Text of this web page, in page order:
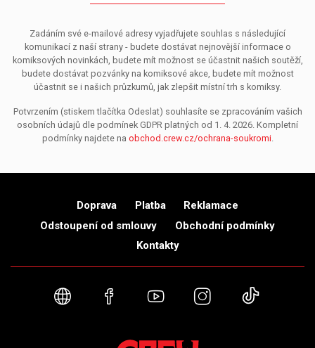
Zadáním své e-mailové adresy vyjadřujete souhlas s následující
komunikací z naší strany - budete dostávat nejnovější informace o
komiksových novinkách, budete mít možnost se účastnit našich soutěží,
budete dostávat pozvánky na komiksové akce, budete mít možnost
účastnit se i našich průzkumů, jak zlepšit místní trh s komiksy.
Potvrzením (stiskem tlačítka Odeslat) souhlasíte se zpracováním vašich
osobních údajů dle podmínek GDPR platných od 1. 4. 2026. Kompletní
podmínky najdete na obchod.crew.cz/ochrana-soukromi.
Doprava Platba
Reklamace
Odstoupení od smlouvy
Obchodní podmínky
Kontakty
Webové stránky
FacebookYouTubeInstagram